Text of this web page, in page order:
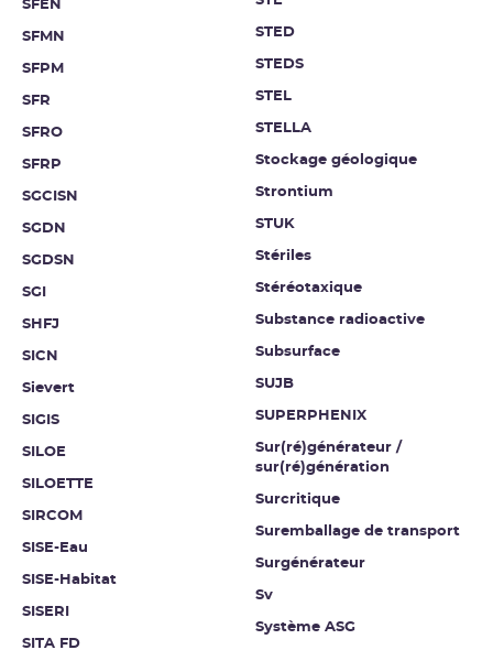
SFEN
SFMN
SFPM
SFR
SFRO
SFRP
SGCISN
SGDN
SGDSN
SGI
SHFJ
SICN
Sievert
SIGIS
SILOE
SILOETTE
SIRCOM
SISE-Eau
SISE-Habitat
SISERI
SITA FD
STED
STEDS
STEL
STELLA
Stockage géologique
Strontium
STUK
Stériles
Stéréotaxique
Substance radioactive
Subsurface
SUJB
SUPERPHENIX
Sur(ré)générateur /
sur(ré)génération
Surcritique
Suremballage de transport
Surgénérateur
Sv
Système ASG